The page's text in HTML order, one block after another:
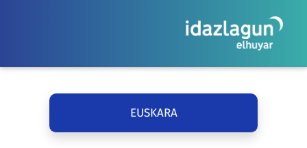
EUSKARA